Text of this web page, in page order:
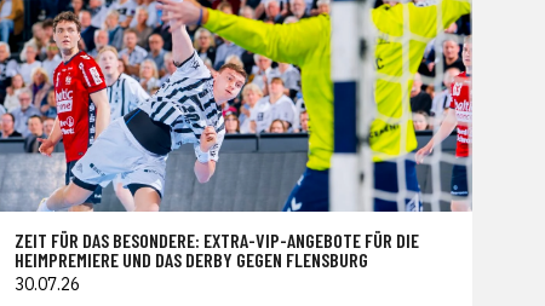
ZEIT FÜR DAS BESONDERE: EXTRA-VIP-ANGEBOTE FÜR DIE
HEIMPREMIERE UND DAS DERBY GEGEN FLENSBURG
30.07.26